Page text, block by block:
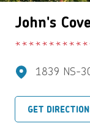
John's
1839 NS-
GET